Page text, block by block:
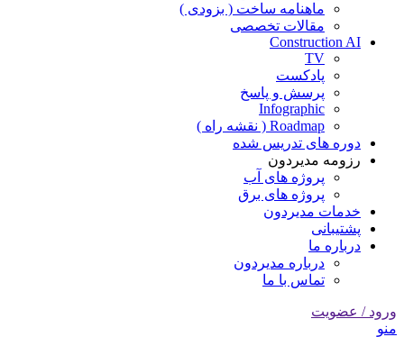
ماهنامه ساخت ( بزودی )
مقالات تخصصی
Construction AI
TV
پادکست
پرسش و پاسخ
Infographic
Roadmap ( نقشه راه )
دوره های تدریس شده
رزومه مدیردون
پروژه های آب
پروژه های برق
خدمات مدیردون
پشتیبانی
درباره ما
درباره مدیردون
تماس با ما
ورود / عضویت
منو